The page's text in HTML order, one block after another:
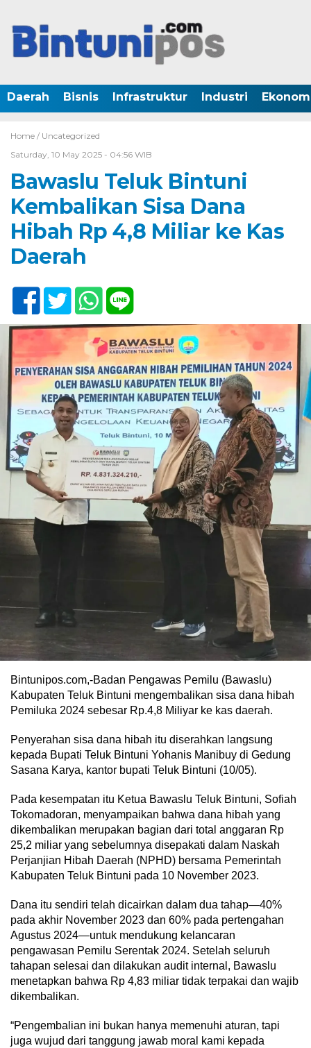
Daerah Bisnis Infrastruktur Industri
Home / Uncategorized
Saturday, 10 May 2025 - 04:56 WIB
Bawaslu Teluk Bintuni
Kembalikan Sisa Dana
Hibah Rp 4,8 Miliar ke Kas
Daerah
Bintunipos.com,-Badan Pengawas Pemilu (Bawaslu)
Kabupaten Teluk Bintuni mengembalikan sisa dana hibah
Pemiluka 2024 sebesar Rp.4,8 Miliyar ke kas daerah.
Penyerahan sisa dana hibah itu diserahkan langsung
kepada Bupati Teluk Bintuni Yohanis Manibuy di Gedung
Sasana Karya, kantor bupati Teluk Bintuni (10/05).
Pada kesempatan itu Ketua Bawaslu Teluk Bintuni, Sofiah
Tokomadoran, menyampaikan bahwa dana hibah yang
dikembalikan merupakan bagian dari total anggaran Rp
25,2 miliar yang sebelumnya disepakati dalam Naskah
Perjanjian Hibah Daerah (NPHD) bersama Pemerintah
Kabupaten Teluk Bintuni pada 10 November 2023.
Dana itu sendiri telah dicairkan dalam dua tahap—40%
pada akhir November 2023 dan 60% pada pertengahan
Agustus 2024—untuk mendukung kelancaran
pengawasan Pemilu Serentak 2024. Setelah seluruh
tahapan selesai dan dilakukan audit internal, Bawaslu
menetapkan bahwa Rp 4,83 miliar tidak terpakai dan wajib
dikembalikan.
“Pengembalian ini bukan hanya memenuhi aturan, tapi
juga wujud dari tanggung jawab moral kami kepada